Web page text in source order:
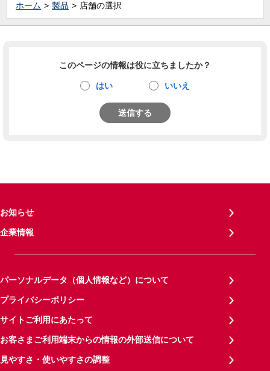
ホーム 製品 店舗の選択
このページの情報は役に立ちましたか？
はい いいえ
送信する
お知らせ
企業情報
パーソナルデータ（個人情報など）について
プライバシーポリシー
サイトご利用にあたって
お客さまご利用端末からの情報の外部送信について
見やすさ・使いやすさの調整